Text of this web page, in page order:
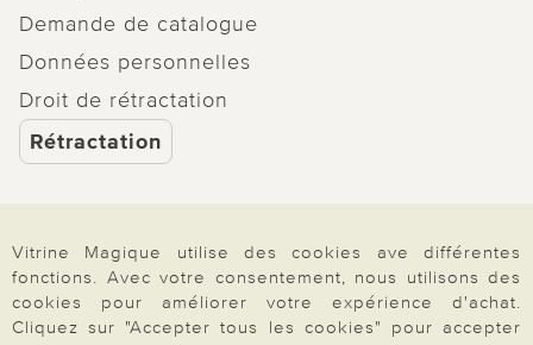
Demande de catalogue
Données personnelles
Droit de rétractation
Rétractation
Paiement & Livraison
Vitrine Magique utilise des cookies ave différentes
fonctions. Avec votre consentement, nous utilisons des
cookies pour améliorer votre expérience d'achat.
Cliquez sur "Accepter tous les cookies" pour accepter